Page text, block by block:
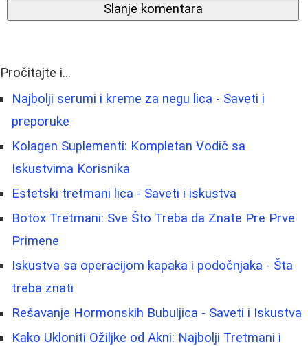
Slanje komentara
Pročitajte i...
Najbolji serumi i kreme za negu lica - Saveti i
preporuke
Kolagen Suplementi: Kompletan Vodič sa
Iskustvima Korisnika
Estetski tretmani lica - Saveti i iskustva
Botox Tretmani: Sve Što Treba da Znate Pre Prve
Primene
Iskustva sa operacijom kapaka i podočnjaka - Šta
treba znati
Rešavanje Hormonskih Bubuljica - Saveti i Iskustva
Kako Ukloniti Ožiljke od Akni: Najbolji Tretmani i